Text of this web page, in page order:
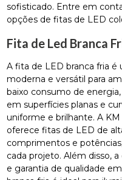
sofisticado. Entre em
opções de fitas de LED
Fita de Led Branca
A fita de LED branca fria
moderna e versátil para
baixo consumo de
em superfícies planas e
uniforme e brilhante. A
oferece fitas de LED de
comprimentos e
cada projeto. Além disso,
e garantia de qualidade